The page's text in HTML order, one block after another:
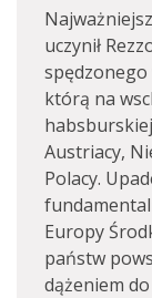
uczynił
którą na
Austriacy,
Polacy.
Europy
państw
dążeniem